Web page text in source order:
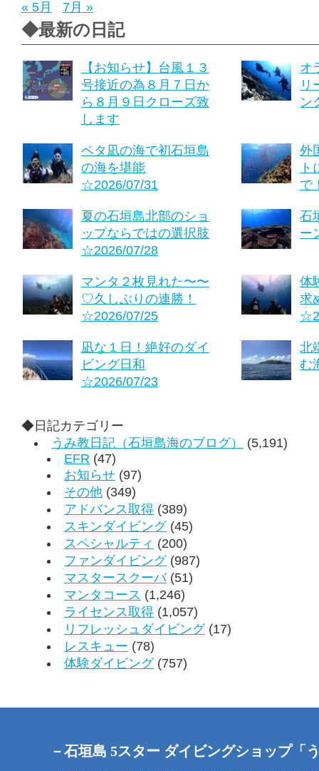
« 5月 7月 »
◆最新の日記
【お知らせ】台風１３
号接近の為８月７日か
ら８月９日クローズ致
します
オ
リ
ン
ベタ凪の海で初石垣島
の海を堪能
☆2026/07/31
外
ト
で
夏の石垣島北部のショ
ップならではの選択肢
☆2026/07/28
石
ー
マンタ２枚見れた〜〜
♡久しぶりの連勝！
☆2026/07/25
体
求
凪な１日！絶好のダイ
ビング日和
☆2026/07/23
北
む
◆日記カテゴリー
うみ教日記（石垣島海のブログ）
(5,191)
EFR (47)
お知らせ (97)
その他 (349)
アドバンス取得 (389)
スキンダイビング(45)
スペシャルティ (200)
ファンダイビング(987)
マスタースクーバ(51)
マンタコース (1,246)
ライセンス取得 (1,057)
リフレッシュダイビング(17)
レスキュー (78)
体験ダイビング(757)
－石垣島 5スター ダイビングショップ「